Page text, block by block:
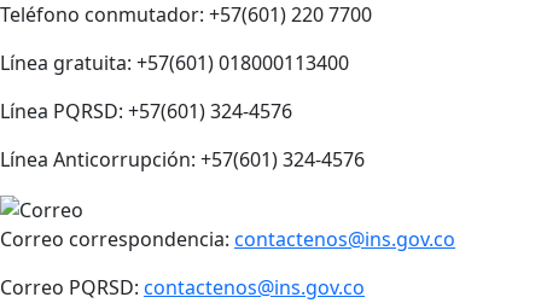
Teléfono conmutador: +57(601) 220 7700
Línea gratuita: +57(601) 018000113400
Línea PQRSD: +57(601) 324-4576
Línea Anticorrupción: +57(601) 324-4576
Correo correspondencia: contactenos@ins.gov.co
Correo PQRSD: contactenos@ins.gov.co